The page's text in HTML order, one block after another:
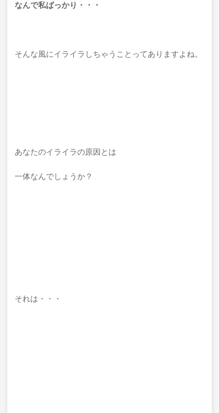
なんで私ばっかり・・・
そんな風にイライラしちゃうことってありますよね。
あなたのイライラの原因とは
一体なんでしょうか？
それは・・・